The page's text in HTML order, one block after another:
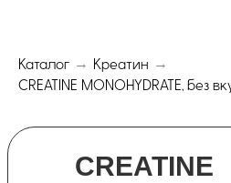
Каталог → Креатин →
CREATINE MONOHYDRATE, без
CREATINE